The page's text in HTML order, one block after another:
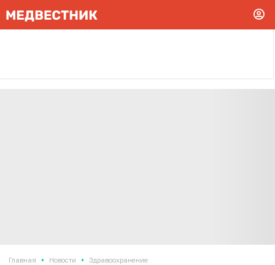
Главная • Новости • Здравоохранение